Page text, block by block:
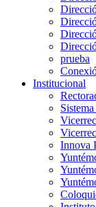
prueba
Institucional
Innova